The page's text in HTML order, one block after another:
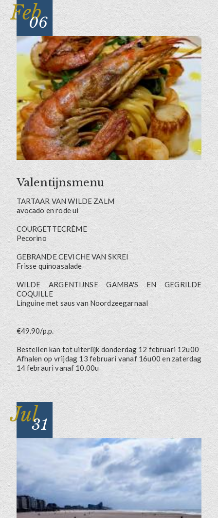
Feb
06
Valentijnsmenu
TARTAAR VAN WILDE ZALM
avocado en rode ui
COURGETTECRÈME
Pecorino
GEBRANDE CEVICHE VAN SKREI
Frisse quinoasalade
WILDE ARGENTIJNSE GAMBA'S EN GEGRILDE
COQUILLE
Linguine met saus van Noordzeegarnaal
€49.90/p.p.
Bestellen kan tot uiterlijk donderdag 12 februari 12u00
Afhalen op vrijdag 13 februari vanaf 16u00 en zaterdag
14 febrauri vanaf 10.00u
Jul31